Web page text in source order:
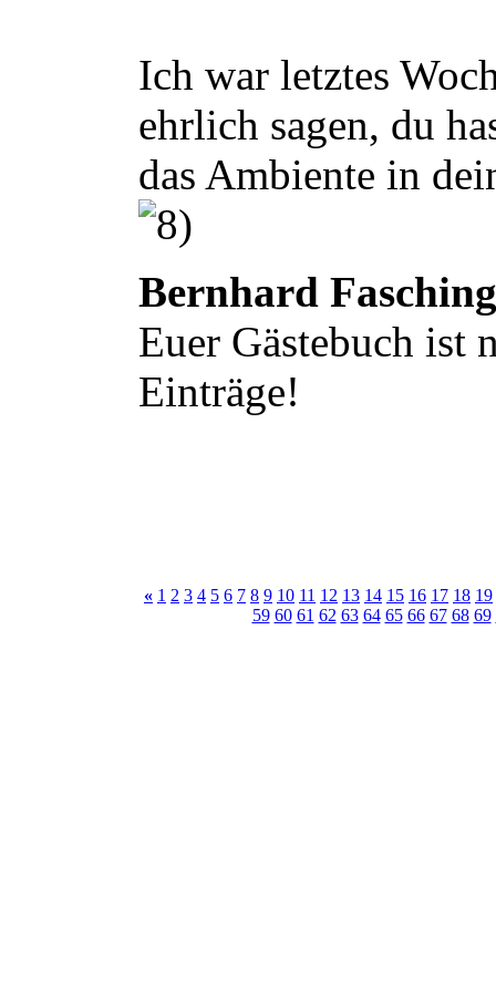
Ich war letztes
ehrlich sagen, du
das Ambiente in
Bernhard Fasching
Euer Gästebuch ist
Einträge!
« 1 2 3 4 5 6 7 8 9 10 11 12 13 14 15 16 17 18 19
59 60 61 62 63 64 65 66 67 68 69